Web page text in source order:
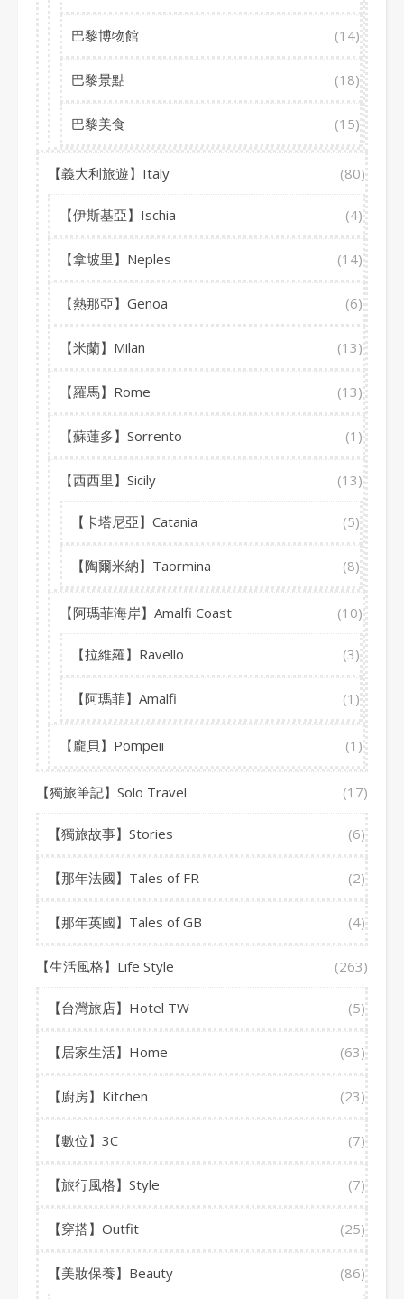
巴黎博物館 (14)
巴黎景點 (18)
巴黎美食 (15)
【義大利旅遊】Italy (80)
【伊斯基亞】Ischia (4)
【拿坡里】Neples (14)
【熱那亞】Genoa (6)
【米蘭】Milan (13)
【羅馬】Rome (13)
【蘇蓮多】Sorrento (1)
【西西里】Sicily (13)
【卡塔尼亞】Catania (5)
【陶爾米納】Taormina (8)
【阿瑪菲海岸】Amalfi Coast (10)
【拉維羅】Ravello (3)
【阿瑪菲】Amalfi (1)
【龐貝】Pompeii (1)
【獨旅筆記】Solo Travel (17)
【獨旅故事】Stories (6)
【那年法國】Tales of FR (2)
【那年英國】Tales of GB (4)
【生活風格】Life Style (263)
【台灣旅店】Hotel TW (5)
【居家生活】Home (63)
【廚房】Kitchen (23)
【數位】3C (7)
【旅行風格】Style (7)
【穿搭】Outfit (25)
【美妝保養】Beauty (86)